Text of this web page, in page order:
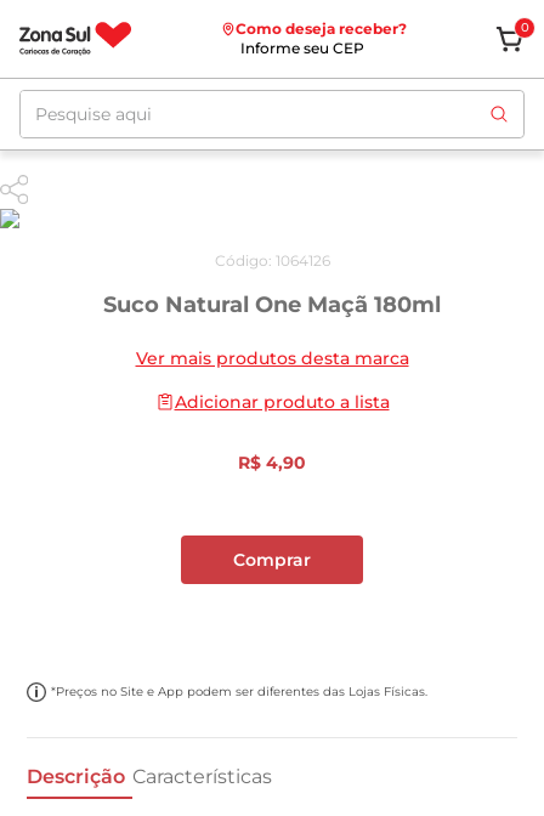
Como deseja receber?
Informe seu CEP
0
Pesquise aqui
Código: 1064126
Suco Natural One Maçã 180ml
Ver mais produtos desta marca
Adicionar produto a lista
R$ 4,90
Comprar
*Preços no Site e App podem ser diferentes das Lojas Físicas.
Descrição Características